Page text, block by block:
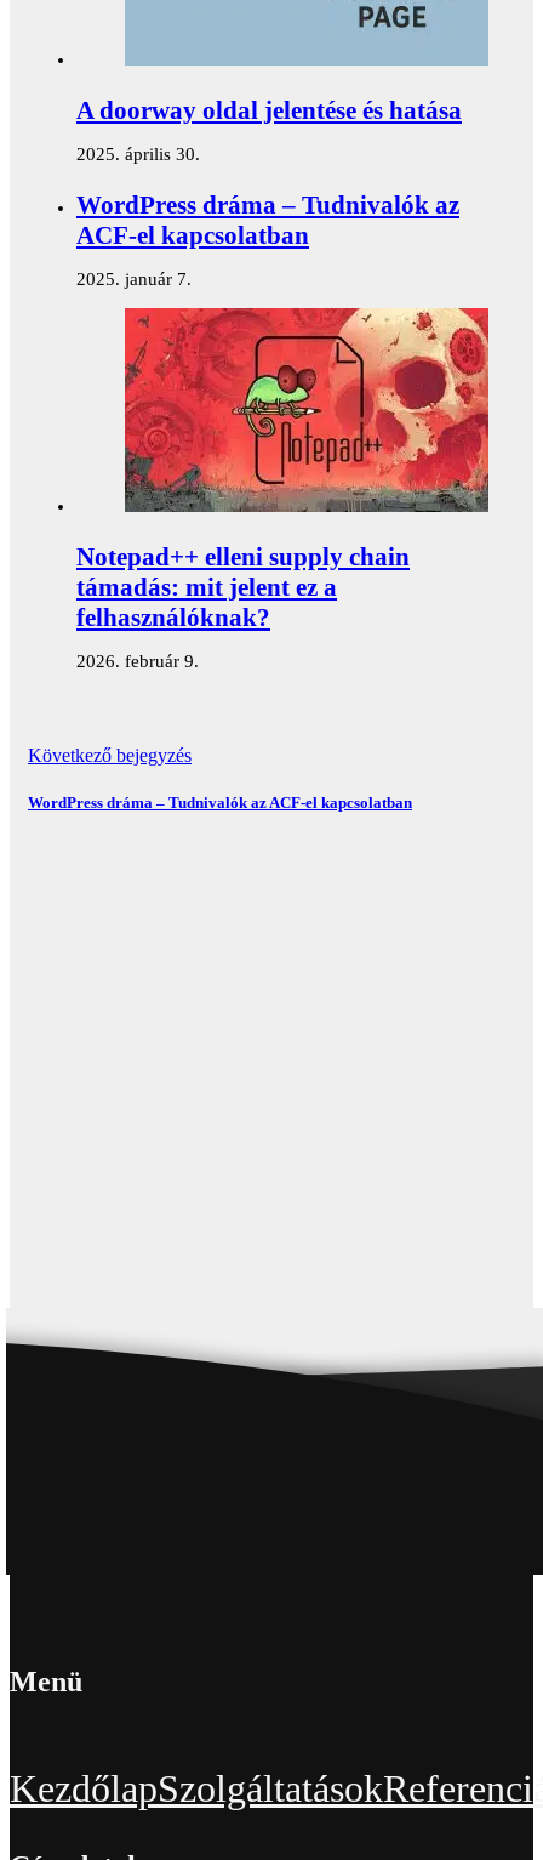
A doorway oldal jelentése és hatása
2025. április 30.
WordPress dráma – Tudnivalók az
ACF-el kapcsolatban
2025. január 7.
Notepad++ elleni supply chain
támadás: mit jelent ez a
felhasználóknak?
2026. február 9.
Következő bejegyzés
WordPress dráma – Tudnivalók az ACF-el kapcsolatban
Menü
KezdőlapSzolgáltatások